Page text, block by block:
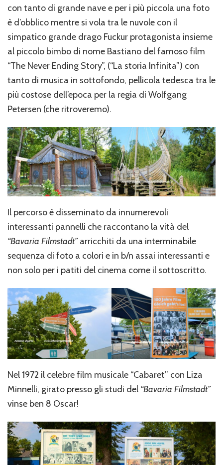
con tanto di grande nave e per i più piccola una foto
è d’obblico mentre si vola tra le nuvole con il
simpatico grande drago Fuckur protagonista insieme
al piccolo bimbo di nome Bastiano del famoso film
“The Never Ending Story”, (“La storia Infinita”) con
tanto di musica in sottofondo, pellicola tedesca tra le
più costose dell’epoca per la regia di Wolfgang
Petersen (che ritroveremo).
Il percorso è disseminato da innumerevoli
interessanti pannelli che raccontano la vità del
“Bavaria Filmstadt”arricchiti da una interminabile
sequenza di foto a colori e in b/n assai interessanti e
non solo per i patiti del cinema come il sottoscritto.
Nel 1972 il celebre film musicale “Cabaret” con Liza
Minnelli, girato presso gli studi del “Bavaria Filmstadt”
vinse ben 8 Oscar!